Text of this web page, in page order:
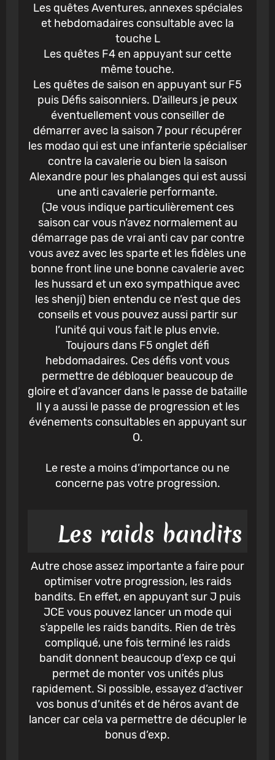
Les quêtes Aventures, annexes spéciales
et hebdomadaires consultable avec la
touche L
Les quêtes F4 en appuyant sur cette
même touche.
Les quêtes de saison en appuyant sur F5
puis Défis saisonniers. D’ailleurs je peux
éventuellement vous conseiller de
démarrer avec la saison 7 pour récupérer
les modao qui est une infanterie spécialiser
contre la cavalerie ou bien la saison
Alexandre pour les phalanges qui est aussi
une anti cavalerie performante.
(Je vous indique particulièrement ces
saison car vous n’avez normalement au
démarrage pas de vrai anti cav par contre
vous avez avec les sparte et les fidèles une
bonne front line une bonne cavalerie avec
les hussard et un exo sympathique avec
les shenji) bien entendu ce n’est que des
conseils et vous pouvez aussi partir sur
l’unité qui vous fait le plus envie.
Toujours dans F5 onglet défi
hebdomadaires. Ces défis vont vous
permettre de débloquer beaucoup de
gloire et d’avancer dans le passe de bataille
Il y a aussi le passe de progression et les
événements consultables en appuyant sur
O.
Le reste a moins d’importance ou ne
concerne pas votre progression.
Les raids bandits
Autre chose assez importante a faire pour
optimiser votre progression, les raids
bandits. En effet, en appuyant sur J puis
JCE vous pouvez lancer un mode qui
s'appelle les raids bandits. Rien de très
compliqué, une fois terminé les raids
bandit donnent beaucoup d’exp ce qui
permet de monter vos unités plus
rapidement. Si possible, essayez d’activer
vos bonus d’unités et de héros avant de
lancer car cela va permettre de décupler le
bonus d’exp.